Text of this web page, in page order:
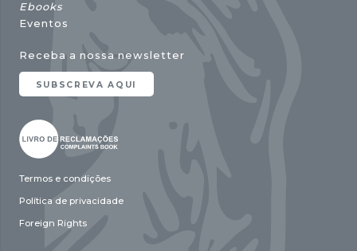
Ebooks
Eventos
Receba a nossa newsletter
SUBSCREVA AQUI
Termos e condições
Política de privacidade
Foreign Rights